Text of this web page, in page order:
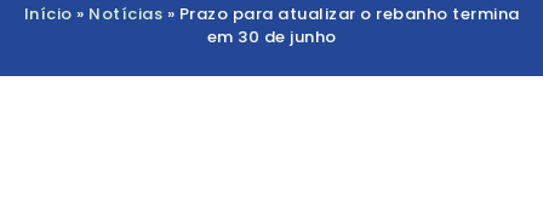
Início » Notícias » Prazo para atualizar o rebanho termina
em 30 de junho